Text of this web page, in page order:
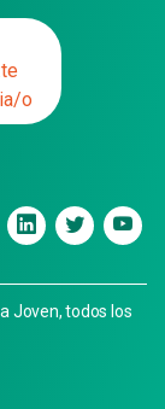
o
Joven, todos los